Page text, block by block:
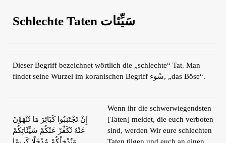
Schlechte Taten سَيِّئات
Dieser Begriff bezeichnet wörtlich die „schlechte“ Tat. Man
findet seine Wurzel im koranischen Begriff سُوء, „das Böse“.
إِنْ تَجْتَنِبُوا كَبَائِرَ مَا تُنْهَوْنَ
عَنْهُ نُكَفِّرْ عَنْكُمْ سَيِّئَاتِكُمْ
Wenn ihr die schwerwiegendsten
[Taten] meidet, die euch verboten
sind, werden Wir eure schlechten